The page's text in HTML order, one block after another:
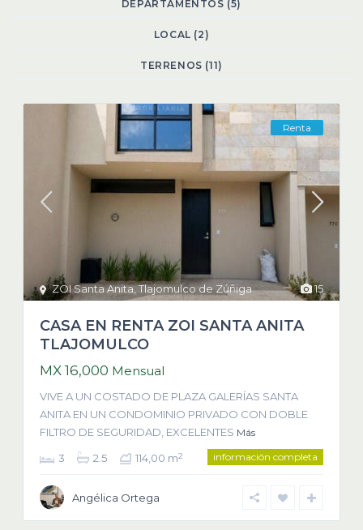
DEPARTAMENTOS (5)
LOCAL (2)
TERRENOS (11)
15
ZOI Santa Anita,Tlajomulco de Zúñiga
Renta
CASA EN RENTA ZOI SANTA ANITA
TLAJOMULCO
MX 16,000 Mensual
VIVE A UN COSTADO DE PLAZA GALERÍAS SANTA
ANITA EN UN CONDOMINIO PRIVADO CON DOBLE
FILTRO DE SEGURIDAD, EXCELENTES Más
3 2.5 114,00 m2 información completa
Angélica Ortega